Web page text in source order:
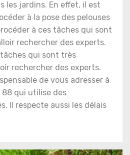
les jardins. En effet, il est
à la pose des pelouses
à ces tâches qui sont
rechercher des experts.
qui sont très
rechercher des experts.
de vous adresser à
88 qui utilise des
Il respecte aussi les délais